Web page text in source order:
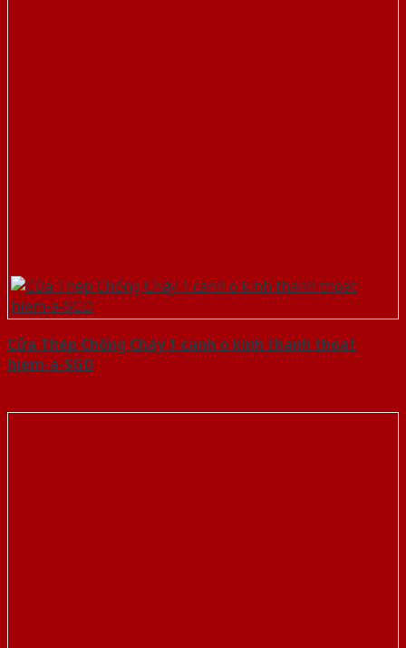
Cửa Thép Chống Cháy 1 canh o kinh thanh thoat
hiem-a-SGD